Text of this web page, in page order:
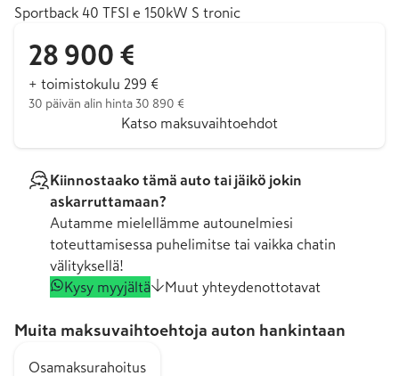
Sportback 40 TFSI e 150kW S tronic
28 900 €
+ toimistokulu 299 €
30 päivän alin hinta 30 890 €
Katso maksuvaihtoehdot
Kiinnostaako tämä auto tai jäikö jokin
askarruttamaan?
Autamme mielellämme autounelmiesi
toteuttamisessa puhelimitse tai vaikka chatin
välityksellä!
Kysy myyjältä
Muut yhteydenottotavat
Muita maksuvaihtoehtoja auton hankintaan
Osamaksurahoitus